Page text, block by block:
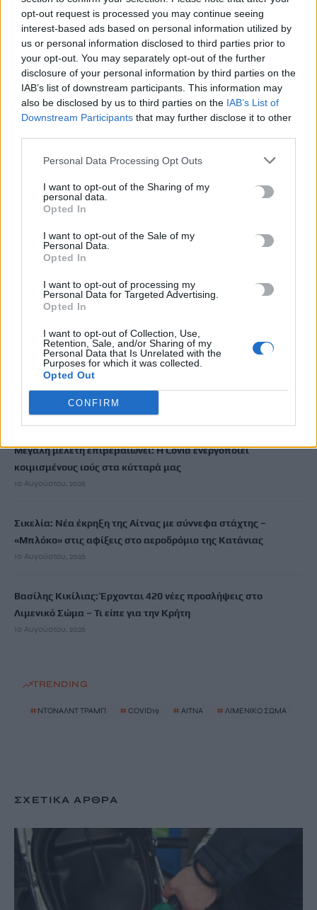
opt-out request is processed you may continue seeing
interest-based ads based on personal information utilized by
us or personal information disclosed to third parties prior to
your opt-out. You may separately opt-out of the further
disclosure of your personal information by third parties on the
IAB’s list of downstream participants. This information may
also be disclosed by us to third parties on the IAB’s List of
Downstream Participants that may further disclose it to other
Personal Data Processing Opt Outs
I want to opt-out of the Sharing of my
personal data.
Opted In
I want to opt-out of the Sale of my
Personal Data.
Opted In
I want to opt-out of processing my
Personal Data for Targeted Advertising.
Opted In
I want to opt-out of Collection, Use,
Retention, Sale, and/or Sharing of my
Personal Data that Is Unrelated with the
Purposes for which it was collected.
Opted Out
CONFIRM
ΠΑΣΟΚ κατά Τσίπρα: Ξανασυστήθηκε ως «συμβιβασμένος
Μαδούρο» ζητώντας δεύτερη ευκαιρία
10 Αυγούστου, 2026
Σεισμός 7,4 Ρίχτερ στην Κολομβία
10 Αυγούστου, 2026
Market Pass: Στα σκαριά νέος κύκλος από το φθινόπωρο –
10 Αυγούστου, 2026
Φωτιά στη Γαστούνη Ηλείας – Σηκώθηκαν τρία αεροσκάφη
10 Αυγούστου, 2026
Πανευρωπαϊκό Πρωτάθλημα Στίβου Μπέρμιγχαμ: Πότε και
πού θα δείτε τον τελικό του Τεντόγλου
Ντ. Τραμπ: Οι συνομιλίες με το Ιράν είναι «σαν παρτίδα
σκάκι» – «Είμαστε επαγγελματίες παίκτες», απαντά η
Τεχεράνη
Μεγάλη μελέτη επιβεβαιώνει: Η Covid ενεργοποιεί
κοιμισμένους ιούς στα κύτταρά μας
10 Αυγούστου, 2026
Σικελία: Νέα έκρηξη της Αίτνας με σύννεφα στάχτης –
«Μπλόκο» στις αφίξεις στο αεροδρόμιο της Κατάνιας
10 Αυγούστου, 2026
Βασίλης Κικίλιας: Έρχονται 420 νέες προσλήψεις στο
Λιμενικό Σώμα – Τι είπε για την Κρήτη
10 Αυγούστου, 2026
TRENDING
# ΝΤΟΝΑΛΝΤ ΤΡΑΜΠ # COVID19 # ΑΙΤΝΑ # ΛΙΜΕΝΙΚΟ ΣΩΜΑ
ΣΧΕΤΙΚΆ ΆΡΘΡΑ